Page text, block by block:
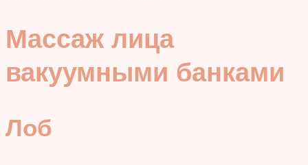
Массаж лица
вакуумными банками
Лоб